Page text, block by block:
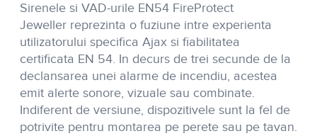
Sirenele si VAD-urile EN54 FireProtect
Jeweller reprezinta o fuziune intre experienta
utilizatorului specifica Ajax si fiabilitatea
certificata EN 54. In decurs de trei secunde de la
declansarea unei alarme de incendiu, acestea
emit alerte sonore, vizuale sau combinate.
Indiferent de versiune, dispozitivele sunt la fel de
potrivite pentru montarea pe perete sau pe tavan.